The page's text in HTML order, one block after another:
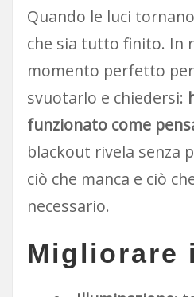
Quando le luci
che sia tutto finito. In
momento perfetto
svuotarlo e chiedersi:
funzionato come
blackout rivela senza
ciò che manca e ciò
necessario.
Migliorare